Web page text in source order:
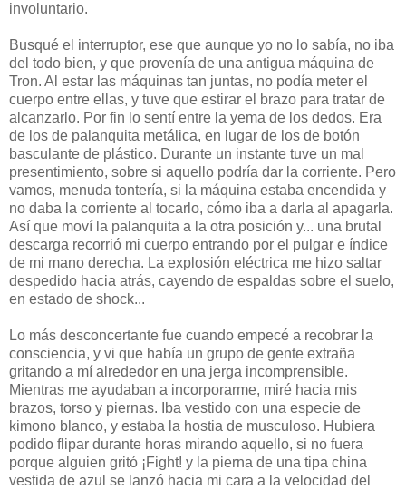
involuntario.
Busqué el interruptor, ese que aunque yo no lo sabía, no iba
del todo bien, y que provenía de una antigua máquina de
Tron. Al estar las máquinas tan juntas, no podía meter el
cuerpo entre ellas, y tuve que estirar el brazo para tratar de
alcanzarlo. Por fin lo sentí entre la yema de los dedos. Era
de los de palanquita metálica, en lugar de los de botón
basculante de plástico. Durante un instante tuve un mal
presentimiento, sobre si aquello podría dar la corriente. Pero
vamos, menuda tontería, si la máquina estaba encendida y
no daba la corriente al tocarlo, cómo iba a darla al apagarla.
Así que moví la palanquita a la otra posición y... una brutal
descarga recorrió mi cuerpo entrando por el pulgar e índice
de mi mano derecha. La explosión eléctrica me hizo saltar
despedido hacia atrás, cayendo de espaldas sobre el suelo,
en estado de shock...
Lo más desconcertante fue cuando empecé a recobrar la
consciencia, y vi que había un grupo de gente extraña
gritando a mí alrededor en una jerga incomprensible.
Mientras me ayudaban a incorporarme, miré hacia mis
brazos, torso y piernas. Iba vestido con una especie de
kimono blanco, y estaba la hostia de musculoso. Hubiera
podido flipar durante horas mirando aquello, si no fuera
porque alguien gritó ¡Fight! y la pierna de una tipa china
vestida de azul se lanzó hacia mi cara a la velocidad del